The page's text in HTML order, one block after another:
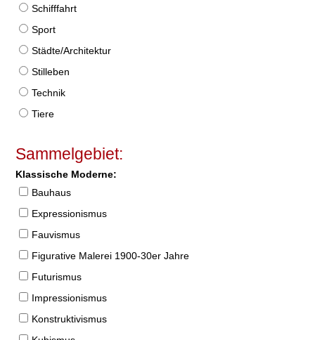
Schifffahrt
Sport
Städte/Architektur
Stilleben
Technik
Tiere
Sammelgebiet:
Klassische Moderne:
Bauhaus
Expressionismus
Fauvismus
Figurative Malerei 1900-30er Jahre
Futurismus
Impressionismus
Konstruktivismus